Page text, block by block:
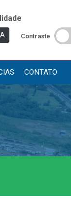
A Contraste
CONTATO
Publicações
Oficial (Novo)
Oficial (Até 30/04)